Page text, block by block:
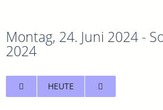
Montag, 24. Juni 2024 -
2024
HEUTE